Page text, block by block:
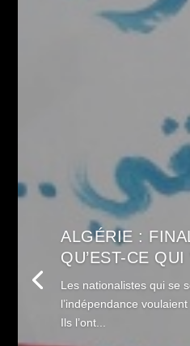
ALGÉRIE :
QU’EST-CE QUI
Les nationalistes qui se
l’indépendance
Ils l’ont...